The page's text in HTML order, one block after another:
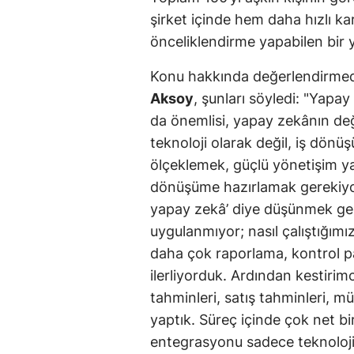
şirket içinde hem daha hızlı
önceliklendirme yapabilen bir
Konu hakkında
Aksoy, şunları söyledi:
da önemlisi, yapay zekânın
teknoloji olarak değil, iş
ölçeklemek, güçlü yönetişim
dönüşüme hazırlamak
yapay zekâ’ diye düşünmek
uygulanmıyor; nasıl
daha çok raporlama, kontrol
ilerliyorduk. Ardından
tahminleri, satış tahminleri,
yaptık. Süreç içinde çok net
entegrasyonu sadece